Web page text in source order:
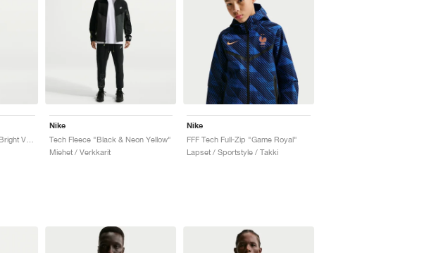
Tech Fleece "Off White & Bright Violet"
Nike
Tech Fleece "Black & Neon Yellow"
Miehet / Verkkarit
Nike
FFF Tech Full-Zip "Game Royal"
Lapset / Sportstyle / Takki